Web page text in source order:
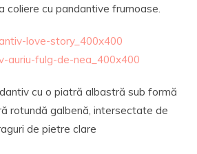
coliere cu pandantive frumoase.
cu o piatră albastră sub formă
rotundă galbenă, intersectate de
de pietre clare